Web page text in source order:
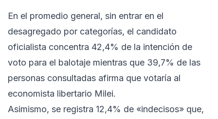
En el promedio general, sin entrar en el
desagregado por categorías, el candidato
oficialista concentra 42,4% de la intención de
voto para el balotaje mientras que 39,7% de las
personas consultadas afirma que votaría al
economista libertario Milei.
Asimismo, se registra 12,4% de «indecisos» que,